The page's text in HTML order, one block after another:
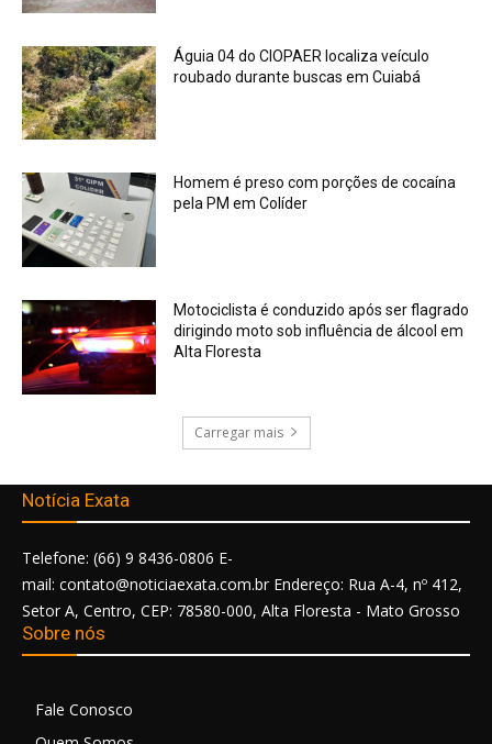
Águia 04 do CIOPAER localiza veículo
roubado durante buscas em Cuiabá
Homem é preso com porções de cocaína
pela PM em Colíder
Motociclista é conduzido após ser flagrado
dirigindo moto sob influência de álcool em
Alta Floresta
Carregar mais
Notícia Exata
Telefone: (66) 9 8436-0806 E-
mail: contato@noticiaexata.com.br Endereço: Rua A-4, nº 412,
Setor A, Centro, CEP: 78580-000, Alta Floresta - Mato Grosso
Sobre nós
Fale Conosco